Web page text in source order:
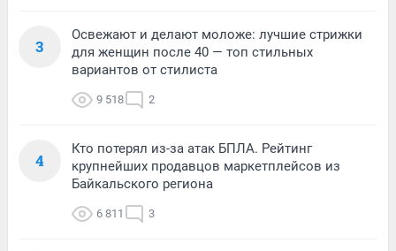
3
Освежают и делают моложе: лучшие стрижки
для женщин после 40 — топ стильных
вариантов от стилиста
9 518 2
4
Кто потерял из-за атак БПЛА. Рейтинг
крупнейших продавцов маркетплейсов из
Байкальского региона
6 811 3